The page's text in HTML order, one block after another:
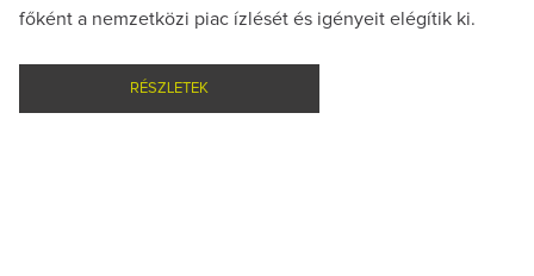
főként a nemzetközi piac ízlését és igényeit elégítik ki.
RÉSZLETEK